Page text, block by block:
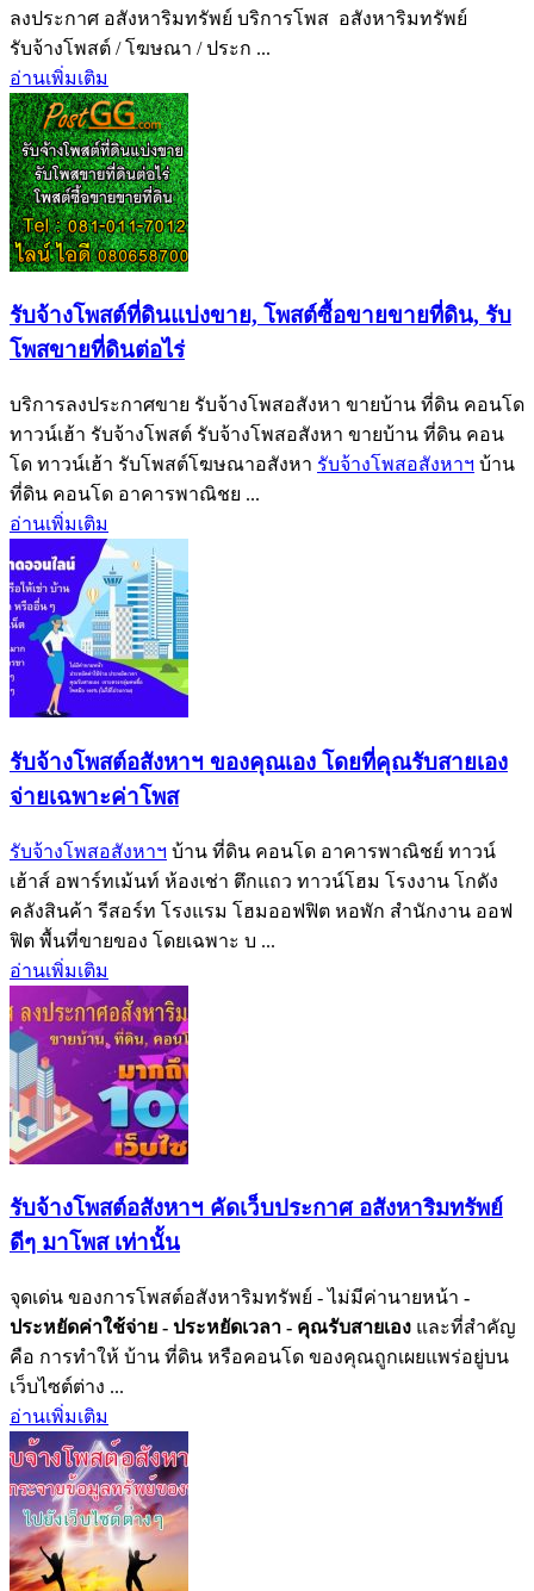
ลงประกาศ อสังหาริมทรัพย์ บริการโพส อสังหาริมทรัพย์
รับจ้างโพสต์ / โฆษณา / ประก ...
อ่านเพิ่มเติม
รับจ้างโพสต์ที่ดินแบ่งขาย, โพสต์ซื้อขายขายที่ดิน, รับ
โพสขายที่ดินต่อไร่
บริการลงประกาศขาย รับจ้างโพสอสังหา ขายบ้าน ที่ดิน คอนโด
ทาวน์เฮ้า รับจ้างโพสต์ รับจ้างโพสอสังหา ขายบ้าน ที่ดิน คอน
โด ทาวน์เฮ้า รับโพสต์โฆษณาอสังหา รับจ้างโพสอสังหาฯ บ้าน
ที่ดิน คอนโด อาคารพาณิชย ...
อ่านเพิ่มเติม
รับจ้างโพสต์อสังหาฯ ของคุณเอง โดยที่คุณรับสายเอง
จ่ายเฉพาะค่าโพส
รับจ้างโพสอสังหาฯ บ้าน ที่ดิน คอนโด อาคารพาณิชย์ ทาวน์
เฮ้าส์ อพาร์ทเม้นท์ ห้องเช่า ตึกแถว ทาวน์โฮม โรงงาน โกดัง
คลังสินค้า รีสอร์ท โรงแรม โฮมออฟฟิต หอพัก สำนักงาน ออฟ
ฟิต พื้นที่ขายของ โดยเฉพาะ บ ...
อ่านเพิ่มเติม
รับจ้างโพสต์อสังหาฯ คัดเว็บประกาศ อสังหาริมทรัพย์
ดีๆ มาโพส เท่านั้น
จุดเด่น ของการโพสต์อสังหาริมทรัพย์ - ไม่มีค่านายหน้า -
ประหยัดค่าใช้จ่าย - ประหยัดเวลา - คุณรับสายเอง และที่สำคัญ
คือ การทำให้ บ้าน ที่ดิน หรือคอนโด ของคุณถูกเผยแพร่อยู่บน
เว็บไซต์ต่าง ...
อ่านเพิ่มเติม